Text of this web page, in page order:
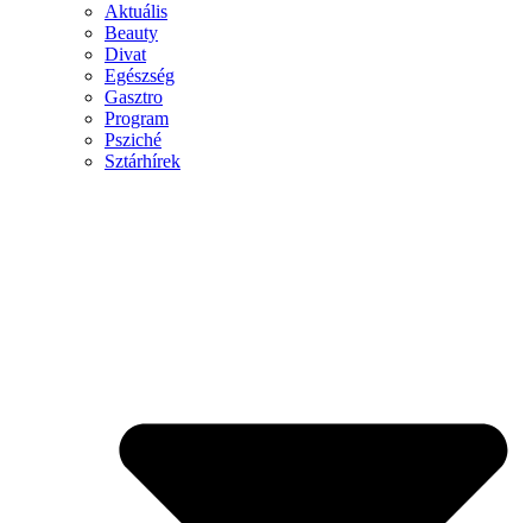
Aktuális
Beauty
Divat
Egészség
Gasztro
Program
Psziché
Sztárhírek